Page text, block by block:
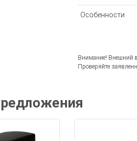
Особенности
Внимание! Внешний
Проверяйте